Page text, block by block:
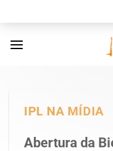
content
IPL NA MÍDIA
Abertura da